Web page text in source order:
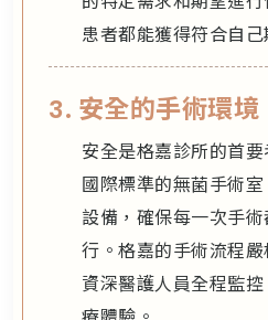
患者都能獲得符合自
3. 安全的手術環境
安全是格嘉診所的首
國際標準的無菌手術
設備，確保每一次手
行。格嘉的手術流程
資深醫護人員全程監